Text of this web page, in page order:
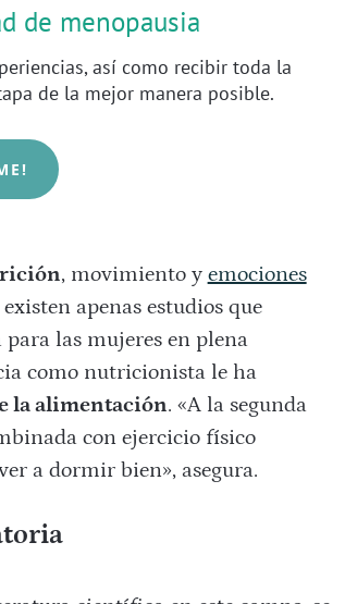
de menopausia
así como recibir toda la
de la mejor manera posible.
, movimiento y emociones
apenas estudios que
las mujeres en plena
como nutricionista le ha
la alimentación. «A la segunda
con ejercicio físico
a dormir bien», asegura.